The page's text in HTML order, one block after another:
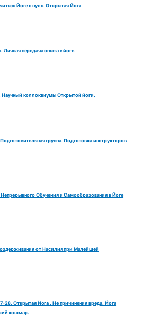
Йоге с нуля. Открытая Йога
передача опыта в йоге.
коллоквиумы Открытой йоги.
группа. Подготовка инструкторов
Обучения и Самообразования в Йоге
от Насилия при Малейшей
Открытая Йога . Не причинения вреда. Йога
кошмар.